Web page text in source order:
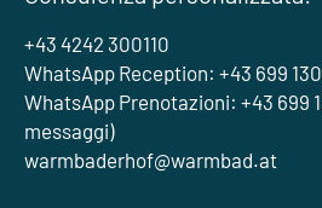
+43 4242 300110
WhatsApp Reception: +43 699
WhatsApp Prenotazioni: +43 699
messaggi)
warmbaderhof@warmbad.at